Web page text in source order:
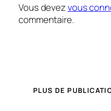
Vous devezvous
commentaire.
PLUS DE